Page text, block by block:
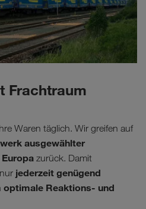
Frachtraum
Waren täglich. Wir greifen auf
ausgewählter
zurück. Damit
jederzeit genügend
optimale Reaktions- und